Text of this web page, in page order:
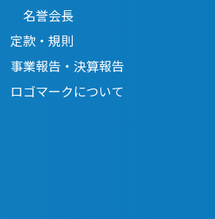
名誉会長
定款・規則
事業報告・決算報告
ロゴマークについて